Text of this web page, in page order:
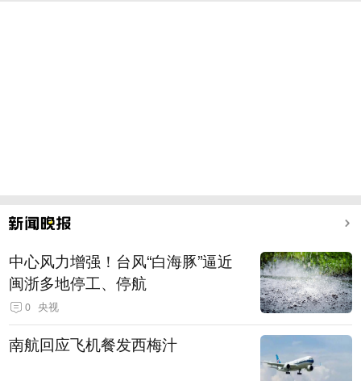
中心风力增强！台风“白海豚”逼近
闽浙多地停工、停航
0 央视
南航回应飞机餐发西梅汁